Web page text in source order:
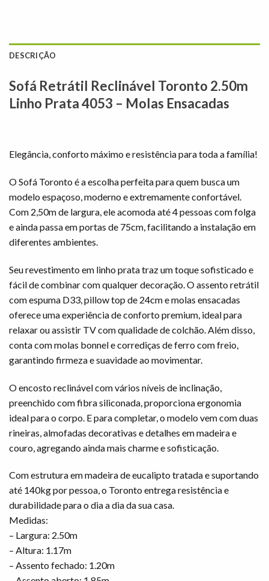
DESCRIÇÃO
Sofá Retrátil Reclinável Toronto 2.50m
Linho Prata 4053 – Molas Ensacadas
Elegância, conforto máximo e resistência para toda a família!
O Sofá Toronto é a escolha perfeita para quem busca um
modelo espaçoso, moderno e extremamente confortável.
Com 2,50m de largura, ele acomoda até 4 pessoas com folga
e ainda passa em portas de 75cm, facilitando a instalação em
diferentes ambientes.
Seu revestimento em linho prata traz um toque sofisticado e
fácil de combinar com qualquer decoração. O assento retrátil
com espuma D33, pillow top de 24cm e molas ensacadas
oferece uma experiência de conforto premium, ideal para
relaxar ou assistir TV com qualidade de colchão. Além disso,
conta com molas bonnel e corrediças de ferro com freio,
garantindo firmeza e suavidade ao movimentar.
O encosto reclinável com vários níveis de inclinação,
preenchido com fibra siliconada, proporciona ergonomia
ideal para o corpo. E para completar, o modelo vem com duas
rineiras, almofadas decorativas e detalhes em madeira e
couro, agregando ainda mais charme e sofisticação.
Com estrutura em madeira de eucalipto tratada e suportando
até 140kg por pessoa, o Toronto entrega resistência e
durabilidade para o dia a dia da sua casa.
Medidas:
– Largura: 2.50m
– Altura: 1.17m
– Assento fechado: 1.20m